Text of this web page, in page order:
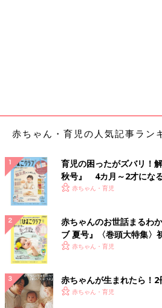
検証のしかた
赤ちゃんは、心拍数計を胸に装着。お
などの睡眠中の動きを測定する活動量
赤ちゃん・育児の人気記事ラン
育児の困ったがズバリ！
秋号』 4カ月～2才にな
いっぱい！
赤ちゃん・育児
赤ちゃんのお世話まるわ
ブ 夏号』〈巻頭大特集〉
く！ おっぱい・ミルクの
赤ちゃん・育児
赤ちゃんが生まれたら！2
赤ちゃん・育児